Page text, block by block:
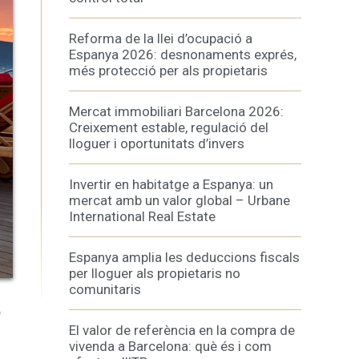
Reforma de la llei d’ocupació a
Espanya 2026: desnonaments exprés,
més protecció per als propietaris
Mercat immobiliari Barcelona 2026:
Creixement estable, regulació del
lloguer i oportunitats d’invers
Invertir en habitatge a Espanya: un
mercat amb un valor global – Urbane
International Real Estate
Espanya amplia les deduccions fiscals
per lloguer als propietaris no
comunitaris
El valor de referència en la compra de
vivenda a Barcelona: què és i com
ho
web.
web.